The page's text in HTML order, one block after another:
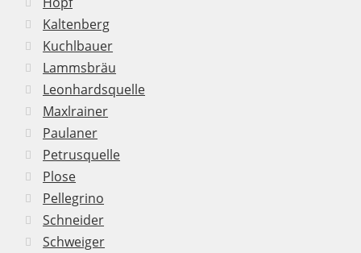
Kaltenberg
Kuchlbauer
Lammsbräu
Leonhardsquelle
Maxlrainer
Paulaner
Petrusquelle
Plose
Pellegrino
Schneider
Schweiger